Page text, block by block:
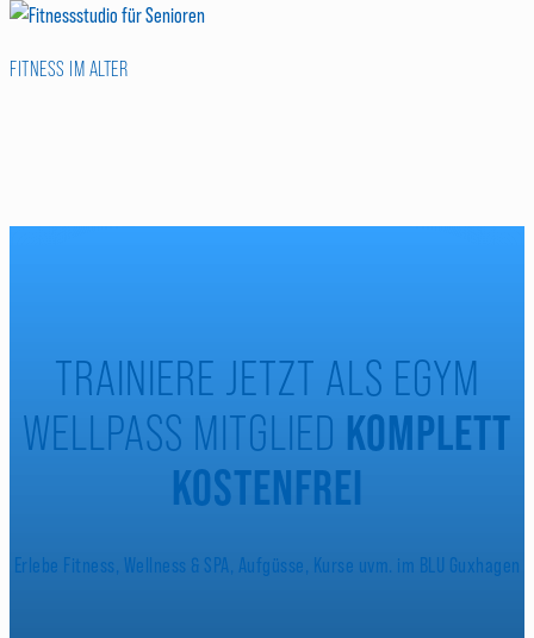
FITNESS IM ALTER
TRAINIERE JETZT ALS EGYM
WELLPASS MITGLIED KOMPLETT
KOSTENFREI
Erlebe Fitness, Wellness & SPA, Aufgüsse, Kurse uvm. im BLU Guxhagen